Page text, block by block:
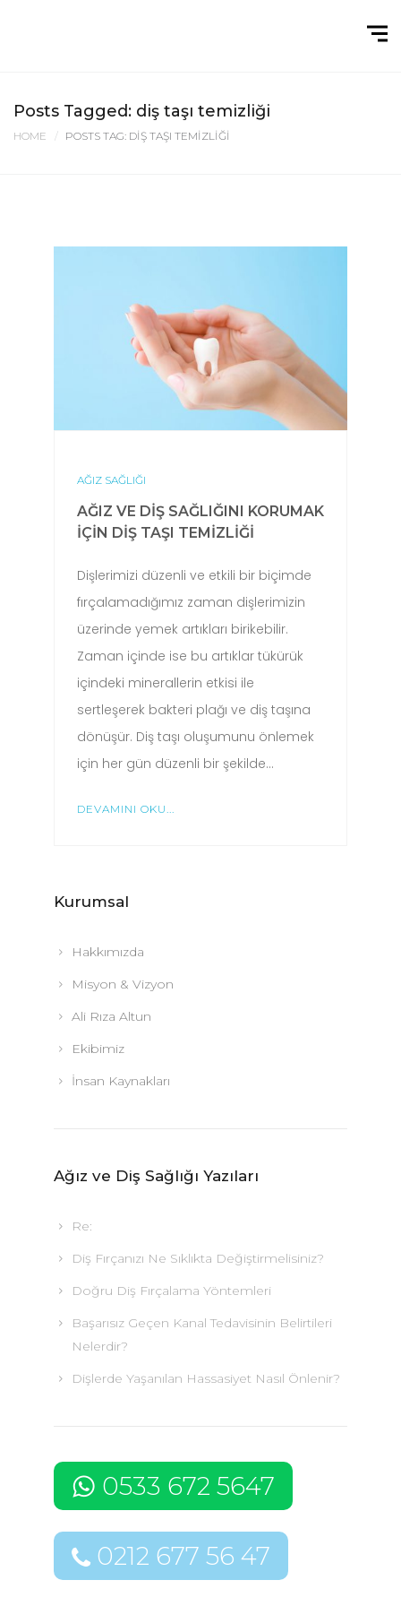
Posts Tagged: diş taşı temizliği
HOME POSTS TAG: DIŞ TAŞI TEMIZLIĞI
AĞIZ SAĞLIĞI
AĞIZ VE DIŞ SAĞLIĞINI KORUMAK
İÇIN DIŞ TAŞI TEMIZLIĞI
Dişlerimizi düzenli ve etkili bir biçimde
fırçalamadığımız zaman dişlerimizin
üzerinde yemek artıkları birikebilir.
Zaman içinde ise bu artıklar tükürük
içindeki minerallerin etkisi ile
sertleşerek bakteri plağı ve diş taşına
dönüşür. Diş taşı oluşumunu önlemek
için her gün düzenli bir şekilde…
DEVAMINI OKU...
Kurumsal
Hakkımızda
Misyon & Vizyon
Ali Rıza Altun
Ekibimiz
İnsan Kaynakları
Ağız ve Diş Sağlığı Yazıları
Re:
Diş Fırçanızı Ne Sıklıkta Değiştirmelisiniz?
Doğru Diş Fırçalama Yöntemleri
Başarısız Geçen Kanal Tedavisinin Belirtileri
Nelerdir?
Dişlerde Yaşanılan Hassasiyet Nasıl Önlenir?
0533 672 5647
0212 677 56 47